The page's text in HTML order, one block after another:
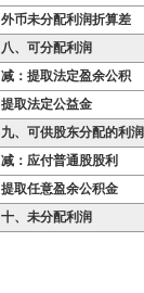
外币未分配利润折算差
八、可分配利润
减：提取法定盈余公积
提取法定公益金
九、可供股东分配的利润
减：应付普通股股利
提取任意盈余公积金
十、未分配利润